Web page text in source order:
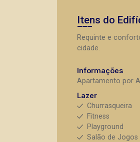
Itens do
Requinte e
cidade.
Informações
Apartamento por
Lazer
Churrasqueira
Fitness
Playground
Salão de Jogos